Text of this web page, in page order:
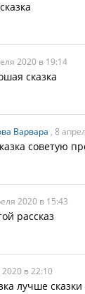
2020 в 19:14
сказка
Варвара , 8
советую
2020 в 15:43
рассказ
в 22:10
лучше